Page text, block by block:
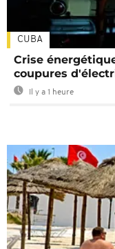
CUBA
Crise
coupures
Il y a 1 heure